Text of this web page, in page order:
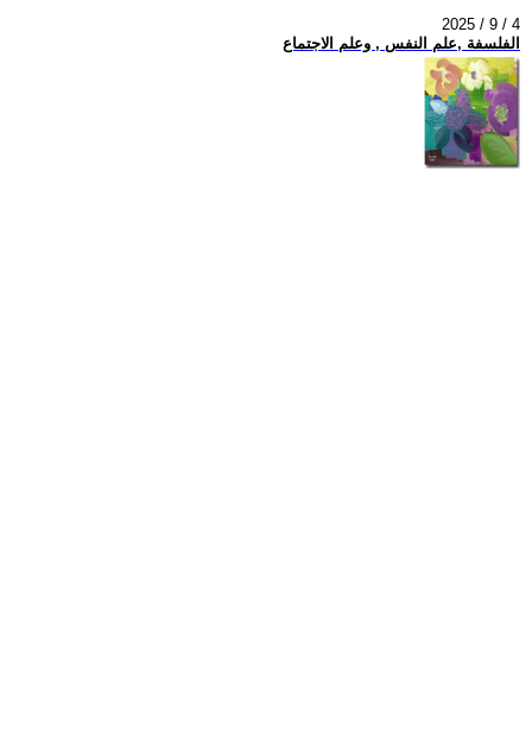
2025 / 9 / 4
الفلسفة ,علم النفس , وعلم الاجتماع